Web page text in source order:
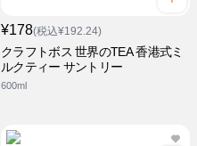
¥178(税込¥192.24)
クラフトボス 世界のTEA 香港式ミ
ルクティー サントリー
600ml